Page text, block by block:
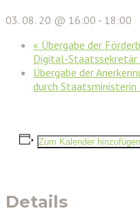
03. 08. 20 @ 16:00 - 18:00
« Übergabe der
Digital-Staatssekretär
Übergabe der
durch Staatsministerin
Zum Kalender hinzufügen
Details